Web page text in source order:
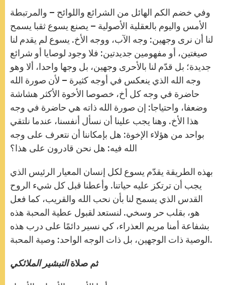
وفي خضم الكم الهائل من الشرائع واللوائح – والمرتبطة
الأمس واليوم بالعقلية الأصولية – يصنع يسوع ثقبا يسمح
لنا أن نرى وجهين: وجه الآب، ووجه الأخ. يسوع لم يقدم لنا
صيغتين، أو مفهومين جديدتين: فلا وجود لوصايا أو شرائع
جديدة؛ بل قدّم لنا بالأحرى وجهين، بل وجها واحدا، ألا وهو
وجه الله الذي ينعكس في أوجه كثيرة – لأن صورة الله
حاضرة في وجه كل أخ، خصوصا الأخوة الأكثر هشاشة
وضعفا، واحتياجا: إن صورة الله ذاته هي حاضرة في وجه
هذا الأخ. وهنا يجب علينا أن نسأل أنفسنا، عندما نلتقي
بواحد من هؤلاء الإخوة: هل بإمكاننا أن نتعرف على وجه
الله فيه: هل نحن قادرون على هذا؟
بهذه الطريقة يقدّم يسوع لكل إنسان المعيار الرئيس الذي
يجب أن ترتكز عليه حياتنا. وأعطنا قبل كل شيء الروح
القدس الذي يسمح لنا بأن نحب الله والقريب، كما فعل
هو، بقلب حر وسخي. لنستعد لقبول عطية المحبة هذه
بشفاعة أمنا مريم العذراء، كي نسير دائمًا على درب هذه
الوصية ذات الوجهين، بل ذات الوجه الواحد: وصية المحبة.
ثم صلاةالتبشير الملائكي